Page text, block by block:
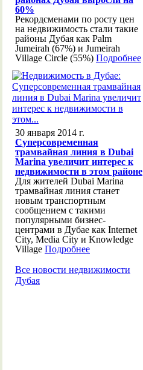
60%
Рекордсменами по росту цен
на недвижимость стали такие
районы Дубая как Palm
Jumeirah (67%) и Jumeirah
Village Circle (55%) Подробнее
30 января 2014 г.
Суперсовременная
трамвайная линия в Dubai
Marina увеличит интерес к
недвижимости в этом районе
Для жителей Dubai Marina
трамвайная линия станет
новым транспортным
сообщением с такими
популярными бизнес-
центрами в Дубае как Internet
City, Media City и Knowledge
Village Подробнее
Все новости недвижимости
Дубая